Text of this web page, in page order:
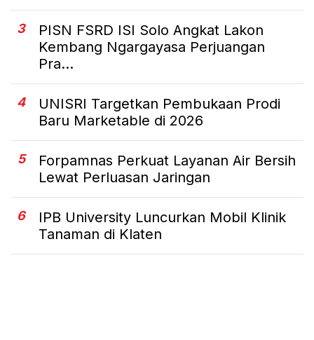
3
PISN FSRD ISI Solo Angkat Lakon
Kembang Ngargayasa Perjuangan
Pra...
4
UNISRI Targetkan Pembukaan Prodi
Baru Marketable di 2026
5
Forpamnas Perkuat Layanan Air Bersih
Lewat Perluasan Jaringan
6
IPB University Luncurkan Mobil Klinik
Tanaman di Klaten